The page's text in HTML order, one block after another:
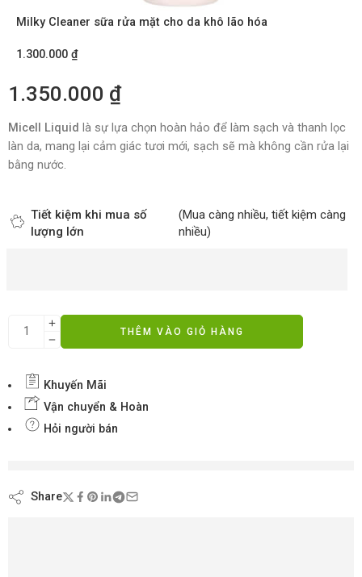
Milky Cleaner sữa rửa mặt cho da khô lão hóa
1.300.000 ₫
1.350.000 ₫
Micell Liquid là sự lựa chọn hoàn hảo để làm sạch và thanh lọc
làn da, mang lại cảm giác tươi mới, sạch sẽ mà không cần rửa lại
bằng nước.
Tiết kiệm khi mua số
lượng lớn
(Mua càng nhiều, tiết kiệm càng
nhiều)
THÊM VÀO GIỎ HÀNG
Khuyến Mãi
Vận chuyển & Hoàn
Hỏi người bán
Share